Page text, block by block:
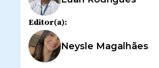
Editor(a):
Neysle Magalhães